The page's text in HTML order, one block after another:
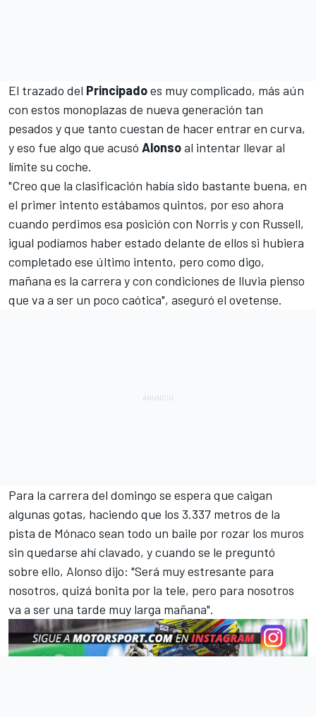
El trazado del Principadoes muy complicado, más aún
con estos monoplazas de nueva generación tan
pesados y que tanto cuestan de hacer entrar en curva,
y eso fue algo que acusó Alonsoal intentar llevar al
límite su coche.
"Creo que la clasificación había sido bastante buena, en
el primer intento estábamos quintos, por eso ahora
cuando perdimos esa posición con Norris y con Russell,
igual podíamos haber estado delante de ellos si hubiera
completado ese último intento, pero como digo,
mañana es la carrera y con condiciones de lluvia pienso
que va a ser un poco caótica", aseguró el ovetense.
Para la carrera del domingo se espera que caigan
algunas gotas, haciendo que los 3.337 metros de la
pista de Mónaco sean todo un baile por rozar los muros
sin quedarse ahí clavado, y cuando se le preguntó
sobre ello, Alonso dijo: "Será muy estresante para
nosotros, quizá bonita por la tele, pero para nosotros
va a ser una tarde muy larga mañana".